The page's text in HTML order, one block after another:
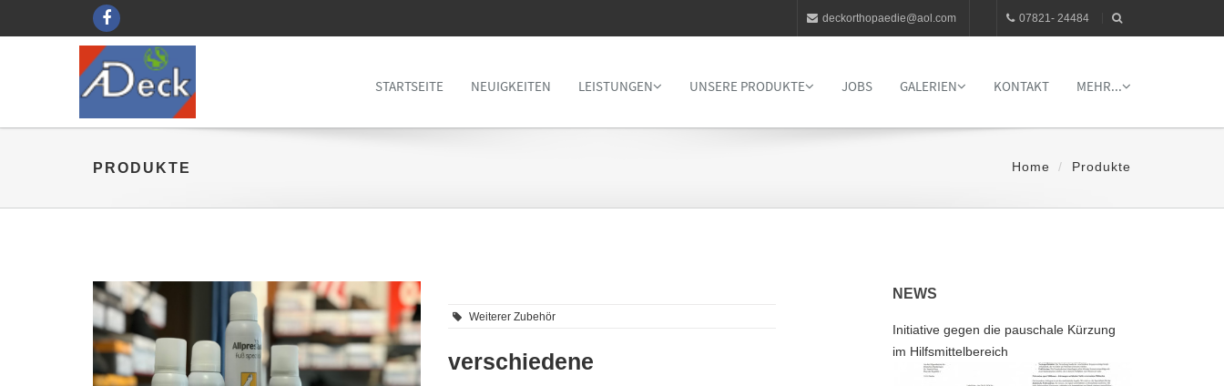
deckorthopaedie@aol.com 07821- 24484
STARTSEITE NEUIGKEITEN LEISTUNGEN UNSERE PRODUKTE JOBS GALERIEN KONTAKT MEHR...
PRODUKTE Home Produkte
Weiterer Zubehör
verschiedene
NEWS
Initiative gegen die pauschale Kürzung
im Hilfsmittelbereich